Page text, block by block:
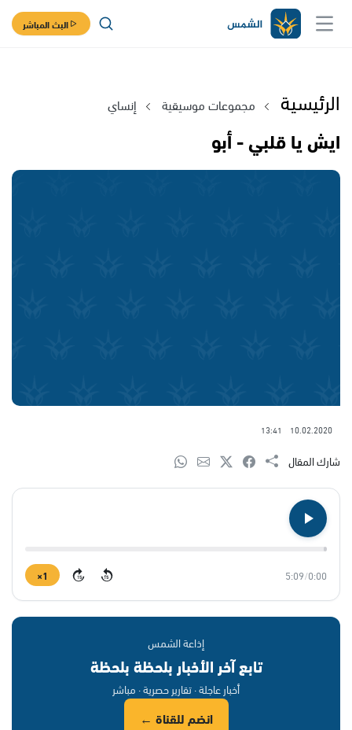
البث المباشر
الرئيسية مجموعات موسيقية إنساي
ايش يا قلبي - أبو
10.02.2020
13:41
شارك المقال
0:00
/
5:09
15
15
1×
إذاعة الشمس
تابع آخر الأخبار بلحظة بلحظة
أخبار عاجلة · تقارير حصرية · مباشر
انضم للقناة ←